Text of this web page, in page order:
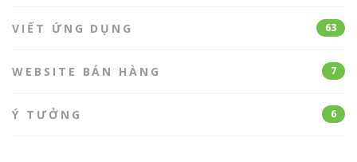
VIẾT ỨNG DỤNG 63
WEBSITE BÁN HÀNG 7
Ý TƯỞNG 6